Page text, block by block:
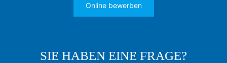
Online bewerben
SIE HABEN EINE FRAGE?